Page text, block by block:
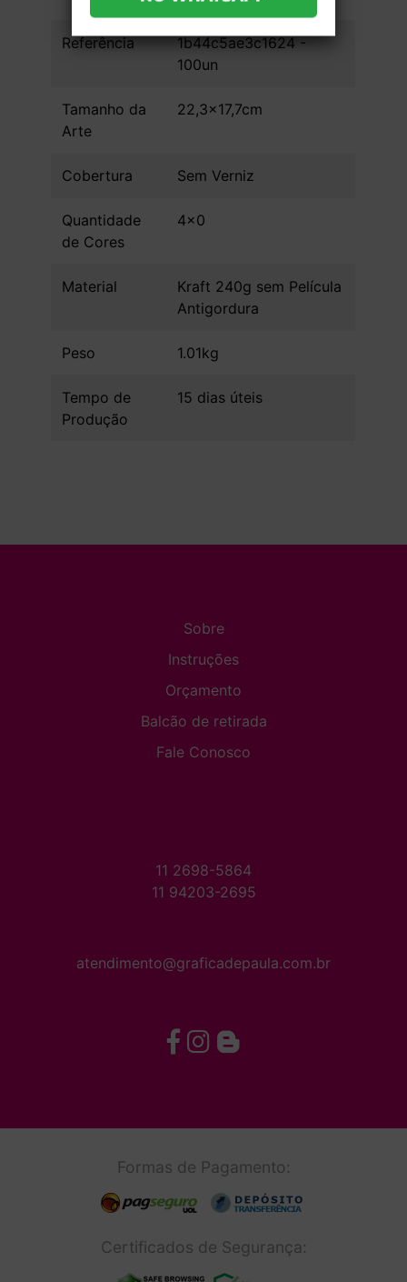
Referência
1b44c5ae3c1624 -
100un
Tamanho da
Arte
22,3x17,7cm
Cobertura Sem Verniz
Quantidade
de Cores
4x0
Material
Kraft 240g sem Película
Antigordura
Peso 1.01kg
Tempo de
Produção
15 dias úteis
Sobre
Instruções
Orçamento
Balcão de retirada
Fale Conosco
11 2698-5864
11 94203-2695
atendimento@graficadepaula.com.br
Formas de Pagamento:
Certificados de Segurança: